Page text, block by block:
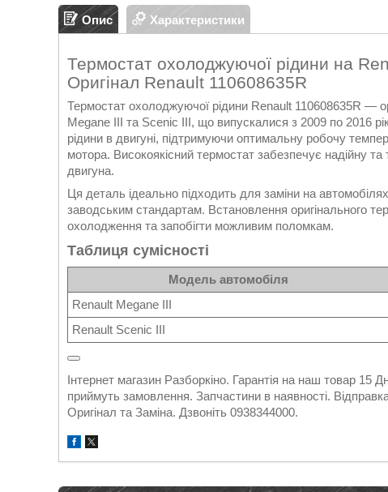
Опис Характеристики
Термостат охолоджуючої рідини на
Оригінал Renault 110608635R
Термостат охолоджуючої рідини Renault 110608635R —
Megane III та Scenic III, що випускалися з 2009 по 2016
рідини в двигуні, підтримуючи оптимальну робочу
мотора. Високоякісний термостат забезпечує надійну
двигуна.
Ця деталь ідеально підходить для заміни на
заводським стандартам. Встановлення оригінального
охолодження та запобігти можливим поломкам.
Таблиця сумісності
Модель автомобіля
Renault Megane III
Renault Scenic III
Інтернет магазин Разборкіно. Гарантія на наш товар
приймуть замовлення. Запчастини в наявності.
Оригінал та Заміна. Дзвоніть 0938344000.